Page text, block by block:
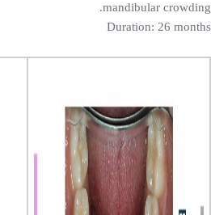
mandibular crowding.